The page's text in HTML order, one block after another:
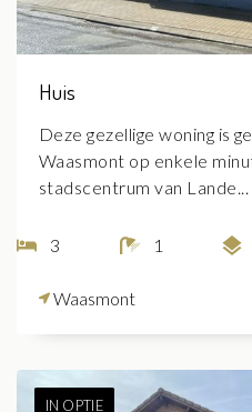
Huis
Deze gezellige woning is
Waasmont op enkele
stadscentrum van Lande...
3 1
Waasmont
IN OPTIE